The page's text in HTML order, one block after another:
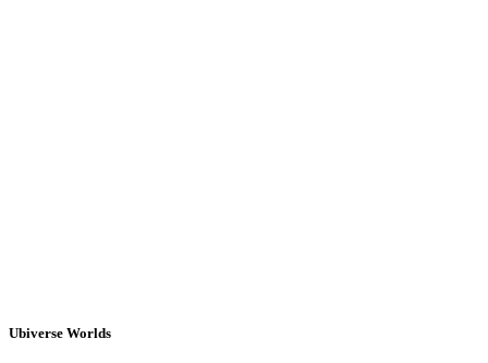
Ubiverse Worlds